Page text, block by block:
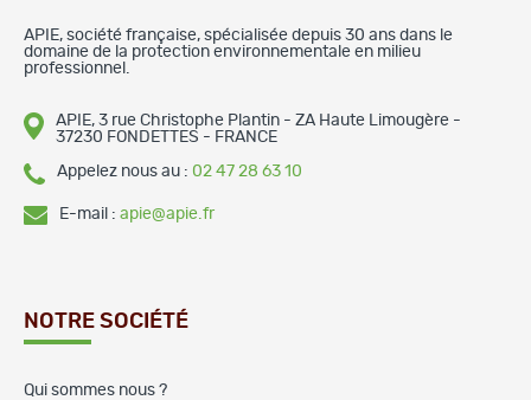
APIE, société française, spécialisée depuis 30 ans dans le
domaine de la protection environnementale en milieu
professionnel.
APIE, 3 rue Christophe Plantin - ZA Haute Limougère -
37230 FONDETTES - FRANCE
Appelez nous au : 02 47 28 63 10
E-mail : apie@apie.fr
NOTRE SOCIÉTÉ
Qui sommes nous ?